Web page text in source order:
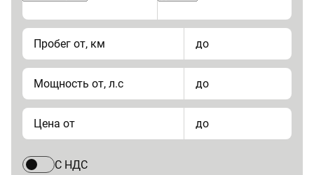
Пробег от, км до
Мощность от, л.с до
Цена от до
С НДС